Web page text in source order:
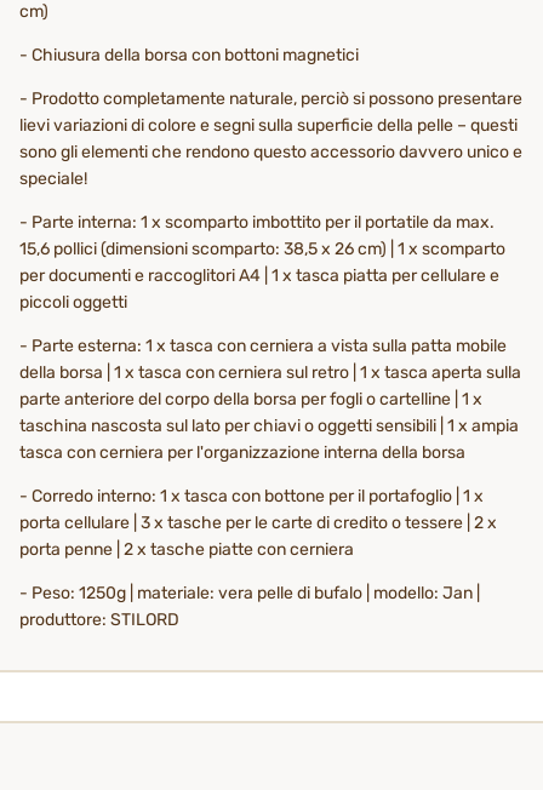
cm)
- Chiusura della borsa con bottoni magnetici
- Prodotto completamente naturale, perciò si possono presentare
lievi variazioni di colore e segni sulla superficie della pelle – questi
sono gli elementi che rendono questo accessorio davvero unico e
speciale!
- Parte interna: 1 x scomparto imbottito per il portatile da max.
15,6 pollici (dimensioni scomparto: 38,5 x 26 cm) | 1 x scomparto
per documenti e raccoglitori A4 | 1 x tasca piatta per cellulare e
piccoli oggetti
- Parte esterna: 1 x tasca con cerniera a vista sulla patta mobile
della borsa | 1 x tasca con cerniera sul retro | 1 x tasca aperta sulla
parte anteriore del corpo della borsa per fogli o cartelline | 1 x
taschina nascosta sul lato per chiavi o oggetti sensibili | 1 x ampia
tasca con cerniera per l'organizzazione interna della borsa
- Corredo interno: 1 x tasca con bottone per il portafoglio | 1 x
porta cellulare | 3 x tasche per le carte di credito o tessere | 2 x
porta penne | 2 x tasche piatte con cerniera
- Peso: 1250g | materiale: vera pelle di bufalo | modello: Jan |
produttore: STILORD